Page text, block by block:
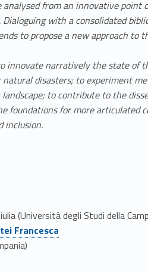
analysed from an innovative
with a consolidated
to propose a new approach
innovate narratively the state
disasters; to experiment
to contribute to the
foundations for more
inclusion.
(Università degli Studi della
Francesca